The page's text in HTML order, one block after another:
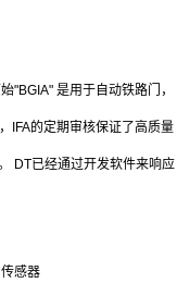
"BGIA" 是用于自动铁路门，
IFA的定期审核保证了高质量
DT已经通过开发软件来响应
感器